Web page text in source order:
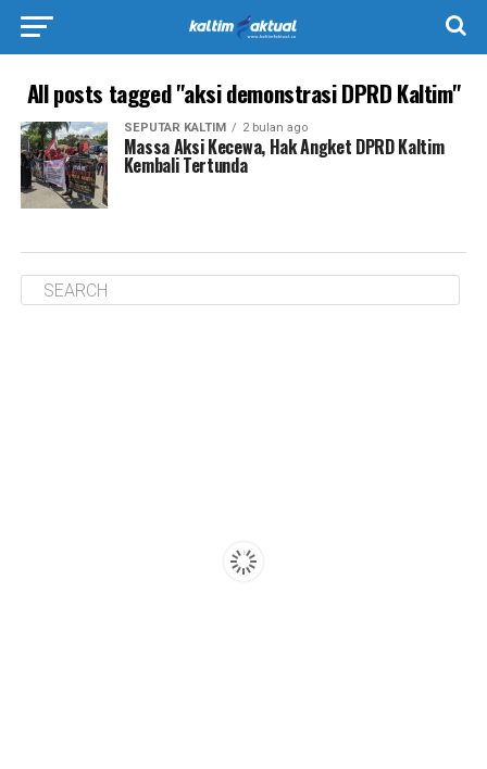
All posts tagged "aksi demonstrasi DPRD Kaltim"
SEPUTAR KALTIM 2 bulan ago
Massa Aksi Kecewa, Hak Angket DPRD Kaltim
Kembali Tertunda